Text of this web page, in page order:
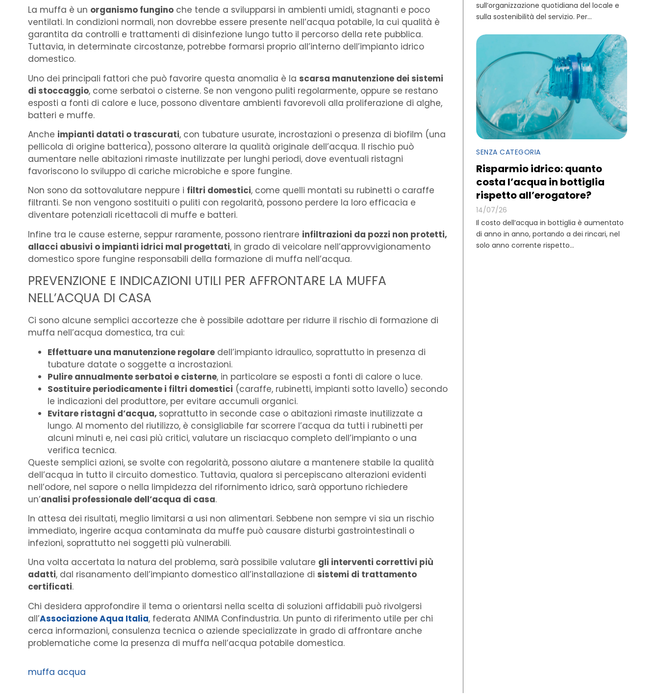
La muffa è un organismo fungino che tende a svilupparsi in ambienti umidi, stagnanti e poco
ventilati. In condizioni normali, non dovrebbe essere presente nell’acqua potabile, la cui qualità è
garantita da controlli e trattamenti di disinfezione lungo tutto il percorso della rete pubblica.
Tuttavia, in determinate circostanze, potrebbe formarsi proprio all’interno dell’impianto idrico
domestico.
Uno dei principali fattori che può favorire questa anomalia è la scarsa manutenzione dei sistemi
di stoccaggio, come serbatoi o cisterne. Se non vengono puliti regolarmente, oppure se restano
esposti a fonti di calore e luce, possono diventare ambienti favorevoli alla proliferazione di alghe,
batteri e muffe.
Anche impianti datati o trascurati, con tubature usurate, incrostazioni o presenza di biofilm (una
pellicola di origine batterica), possono alterare la qualità originale dell’acqua. Il rischio può
aumentare nelle abitazioni rimaste inutilizzate per lunghi periodi, dove eventuali ristagni
favoriscono lo sviluppo di cariche microbiche e spore fungine.
Non sono da sottovalutare neppure i filtri domestici, come quelli montati su rubinetti o caraffe
filtranti. Se non vengono sostituiti o puliti con regolarità, possono perdere la loro efficacia e
diventare potenziali ricettacoli di muffe e batteri.
Infine tra le cause esterne, seppur raramente, possono rientrare infiltrazioni da pozzi non protetti,
allacci abusivi o impianti idrici mal progettati, in grado di veicolare nell’approvvigionamento
domestico spore fungine responsabili della formazione di muffa nell’acqua.
PREVENZIONE E INDICAZIONI UTILI PER AFFRONTARE LA MUFFA
NELL’ACQUA DI CASA
Ci sono alcune semplici accortezze che è possibile adottare per ridurre il rischio di formazione di
muffa nell’acqua domestica, tra cui:
Effettuare una manutenzione regolare dell’impianto idraulico, soprattutto in presenza di
tubature datate o soggette a incrostazioni.
Pulire annualmente serbatoi e cisterne, in particolare se esposti a fonti di calore o luce.
Sostituire periodicamente i filtri domestici (caraffe, rubinetti, impianti sotto lavello) secondo
le indicazioni del produttore, per evitare accumuli organici.
Evitare ristagni d’acqua, soprattutto in seconde case o abitazioni rimaste inutilizzate a
lungo. Al momento del riutilizzo, è consigliabile far scorrere l’acqua da tutti i rubinetti per
alcuni minuti e, nei casi più critici, valutare un risciacquo completo dell’impianto o una
verifica tecnica.
Queste semplici azioni, se svolte con regolarità, possono aiutare a mantenere stabile la qualità
dell’acqua in tutto il circuito domestico. Tuttavia, qualora si percepiscano alterazioni evidenti
nell’odore, nel sapore o nella limpidezza del rifornimento idrico, sarà opportuno richiedere
un’analisi professionale dell’acqua di casa.
In attesa dei risultati, meglio limitarsi a usi non alimentari. Sebbene non sempre vi sia un rischio
immediato, ingerire acqua contaminata da muffe può causare disturbi gastrointestinali o
infezioni, soprattutto nei soggetti più vulnerabili.
Una volta accertata la natura del problema, sarà possibile valutare gli interventi correttivi più
adatti, dal risanamento dell’impianto domestico all’installazione di sistemi di trattamento
certificati.
Chi desidera approfondire il tema o orientarsi nella scelta di soluzioni affidabili può rivolgersi
all’Associazione Aqua Italia, federata ANIMA Confindustria. Un punto di riferimento utile per chi
cerca informazioni, consulenza tecnica o aziende specializzate in grado di affrontare anche
problematiche come la presenza di muffa nell’acqua potabile domestica.
muffa acqua
sull’organizzazione quotidiana del locale e
sulla sostenibilità del servizio. Per...
SENZA CATEGORIA
Risparmio idrico: quanto
costa l’acqua in bottiglia
rispetto all’erogatore?
14/07/26
Il costo dell’acqua in bottiglia è aumentato
di anno in anno, portando a dei rincari, nel
solo anno corrente rispetto...